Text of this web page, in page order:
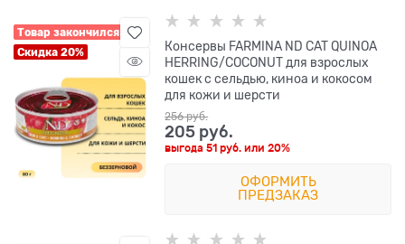
Товар закончился
Скидка 20%
Консервы FARMINA ND CAT QUINOA
HERRING/COCONUT для взрослых
кошек с сельдью, киноа и кокосом
для кожи и шерсти
256 руб.
205 руб.
выгода51 руб. или20%
ОФОРМИТЬ
ПРЕДЗАКАЗ